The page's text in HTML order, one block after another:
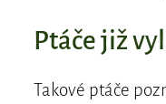
Ptáče již
Takové ptáče